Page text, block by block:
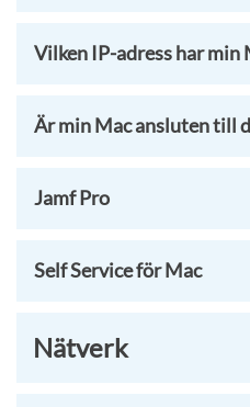
Vilken IP-adress har min
Är min Mac ansluten till
Jamf Pro
Self Service för Mac
Nätverk